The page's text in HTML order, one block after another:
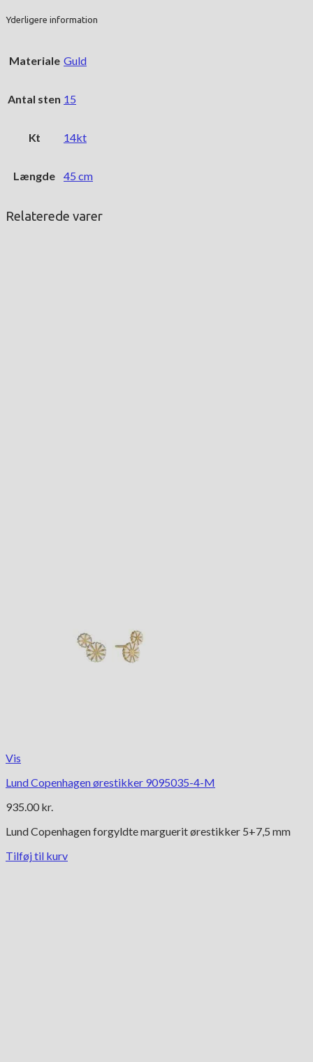
Yderligere information
Materiale Guld
Antal sten 15
Kt 14kt
Længde 45 cm
Relaterede varer
Vis
Lund Copenhagen ørestikker 9095035-4-M
935.00 kr.
Lund Copenhagen forgyldte marguerit ørestikker 5+7,5 mm
Tilføj til kurv